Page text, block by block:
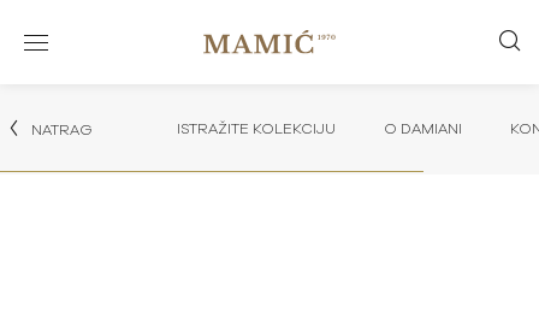
NATRAG ISTRAŽITE KOLEKCIJU O DAMIANI